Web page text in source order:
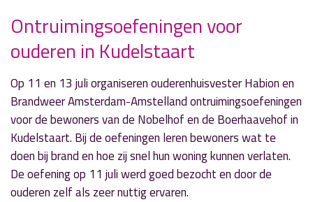
« Vorig nieuwsbericht
Inbrekers gaan niet met vakantie!
11 juli 2017
» Volgend nieuwsbericht
Gewonde bij schietpartij in Amstelveen
12 juli 2017
Ontruimingsoefeningen voor
ouderen in Kudelstaart
Op 11 en 13 juli organiseren ouderenhuisvester Habion en
Brandweer Amsterdam-Amstelland ontruimingsoefeningen
voor de bewoners van de Nobelhof en de Boerhaavehof in
Kudelstaart. Bij de oefeningen leren bewoners wat te
doen bij brand en hoe zij snel hun woning kunnen verlaten.
De oefening op 11 juli werd goed bezocht en door de
ouderen zelf als zeer nuttig ervaren.